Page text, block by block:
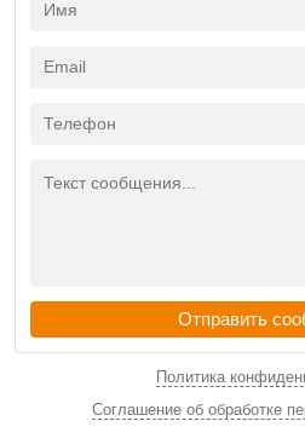
Отправить
Политика
Соглашение об обработке